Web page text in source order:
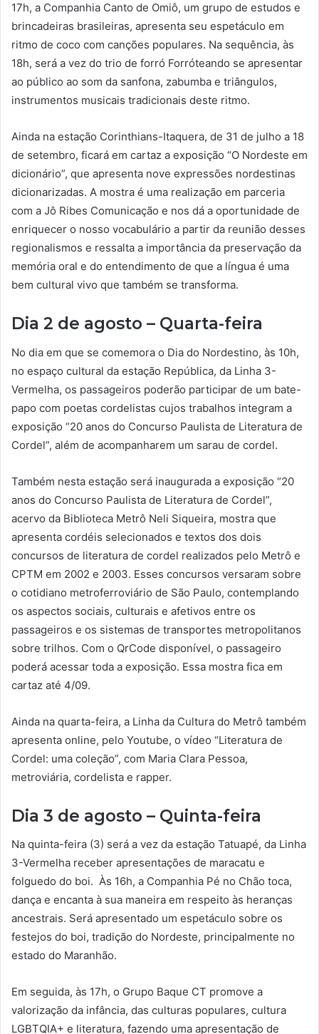
17h, a Companhia Canto de Omiô, um grupo de estudos e
brincadeiras brasileiras, apresenta seu espetáculo em
ritmo de coco com canções populares. Na sequência, às
18h, será a vez do trio de forró Forróteando se apresentar
ao público ao som da sanfona, zabumba e triângulos,
instrumentos musicais tradicionais deste ritmo.
Ainda na estação Corinthians-Itaquera, de 31 de julho a 18
de setembro, ficará em cartaz a exposição “O Nordeste em
dicionário”, que apresenta nove expressões nordestinas
dicionarizadas. A mostra é uma realização em parceria
com a Jô Ribes Comunicação e nos dá a oportunidade de
enriquecer o nosso vocabulário a partir da reunião desses
regionalismos e ressalta a importância da preservação da
memória oral e do entendimento de que a língua é uma
bem cultural vivo que também se transforma.
Dia 2 de agosto – Quarta-feira
No dia em que se comemora o Dia do Nordestino, às 10h,
no espaço cultural da estação República, da Linha 3-
Vermelha, os passageiros poderão participar de um bate-
papo com poetas cordelistas cujos trabalhos integram a
exposição “20 anos do Concurso Paulista de Literatura de
Cordel”, além de acompanharem um sarau de cordel.
Também nesta estação será inaugurada a exposição “20
anos do Concurso Paulista de Literatura de Cordel”,
acervo da Biblioteca Metrô Neli Siqueira, mostra que
apresenta cordéis selecionados e textos dos dois
concursos de literatura de cordel realizados pelo Metrô e
CPTM em 2002 e 2003. Esses concursos versaram sobre
o cotidiano metroferroviário de São Paulo, contemplando
os aspectos sociais, culturais e afetivos entre os
passageiros e os sistemas de transportes metropolitanos
sobre trilhos. Com o QrCode disponível, o passageiro
poderá acessar toda a exposição. Essa mostra fica em
cartaz até 4/09.
Ainda na quarta-feira, a Linha da Cultura do Metrô também
apresenta online, pelo Youtube, o vídeo “Literatura de
Cordel: uma coleção”, com Maria Clara Pessoa,
metroviária, cordelista e rapper.
Dia 3 de agosto – Quinta-feira
Na quinta-feira (3) será a vez da estação Tatuapé, da Linha
3-Vermelha receber apresentações de maracatu e
folguedo do boi. Às 16h, a Companhia Pé no Chão toca,
dança e encanta à sua maneira em respeito às heranças
ancestrais. Será apresentado um espetáculo sobre os
festejos do boi, tradição do Nordeste, principalmente no
estado do Maranhão.
Em seguida, às 17h, o Grupo Baque CT promove a
valorização da infância, das culturas populares, cultura
LGBTQIA+ e literatura, fazendo uma apresentação de